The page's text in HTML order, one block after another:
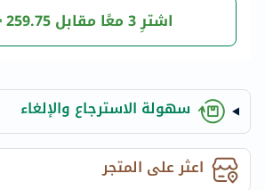
اشترِ 3 معًا مقابل 259.75
سهولة الاسترجاع والإلغاء
اعثر على المتجر